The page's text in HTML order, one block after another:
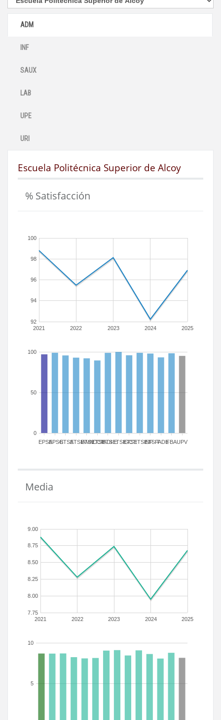
ADM
INF
SAUX
LAB
UPE
URI
Escuela Politécnica Superior de Alcoy
% Satisfacción
2021 2022 2023 2024 2025
92
94
96
98
100
EPSAEPSGETSAETSIAMN
ETSICCP
ETSIADI
ETSIEETSIGCT
ETSIIETSINFETSITFADEFBAUPV
0
50
100
Media
2021 2022 2023 2024 2025
7.75
8.00
8.25
8.50
8.75
9.00
5
10